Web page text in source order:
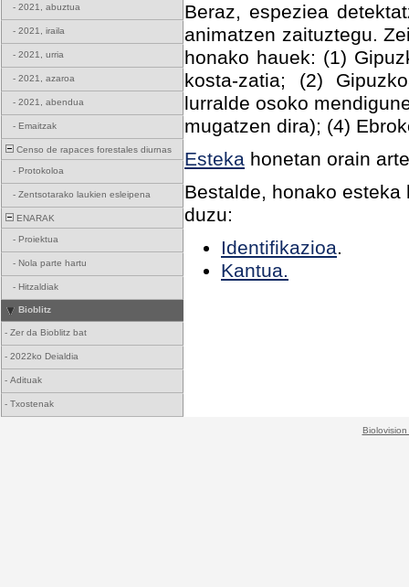
- 2021, abuztua
- 2021, iraila
- 2021, urria
- 2021, azaroa
- 2021, abendua
- Emaitzak
Censo de rapaces forestales diurnas
- Protokoloa
- Zentsotarako laukien esleipena
ENARAK
- Proiektua
- Nola parte hartu
- Hitzaldiak
Bioblitz
- Zer da Bioblitz bat
- 2022ko Deialdia
- Adituak
- Txostenak
Beraz, espeziea
animatzen zaituztegu.
honako hauek: (1)
kosta-zatia; (2)
lurralde osoko
mugatzen dira); (4)
Esteka honetan orain
Bestalde, honako
duzu:
Identifikazioa.
Kantua.
Biolovision